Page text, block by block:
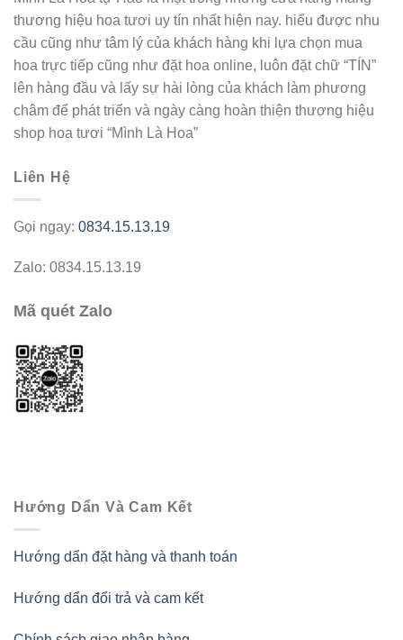
thương hiệu hoa tươi uy tín nhất hiện nay. hiểu được nhu
cầu cũng như tâm lý của khách hàng khi lựa chọn mua
hoa trực tiếp cũng như đặt hoa online, luôn đặt chữ “TÍN”
lên hàng đầu và lấy sự hài lòng của khách làm phương
châm để phát triển và ngày càng hoàn thiện thương hiệu
shop hoa tươi “Mình Là Hoa”
Liên Hệ
Gọi ngay: 0834.15.13.19
Zalo: 0834.15.13.19
Mã quét Zalo
Hướng Dẩn Và Cam Kết
Hướng dẩn đặt hàng và thanh toán
Hướng dẩn đổi trả và cam kết